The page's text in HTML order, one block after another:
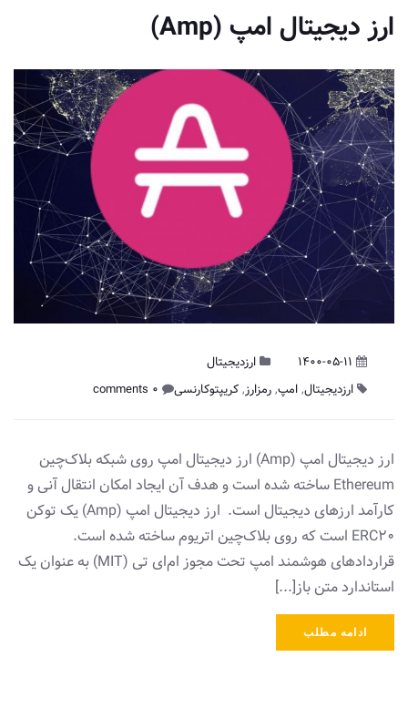
ارز دیجیتال امپ (Amp)
1400-05-11
ارزدیجیتال
ارزدیجیتال,امپ,رمزارز,کریپتوکارنسی 0 comments
ارز دیجیتال امپ (Amp) ارز دیجیتال امپ روی شبکه بلاک‌چین
Ethereum ساخته شده است و هدف آن ایجاد امکان انتقال آنی و
کارآمد ارزهای دیجیتال است. ارز دیجیتال امپ (Amp) یک توکن
ERC20 است که روی بلاک‌چین اتریوم ساخته شده است.
قرارداد‌های هوشمند امپ تحت مجوز ام‌‌ای تی (MIT) به عنوان یک
استاندارد متن باز[...]
ادامه مطلب